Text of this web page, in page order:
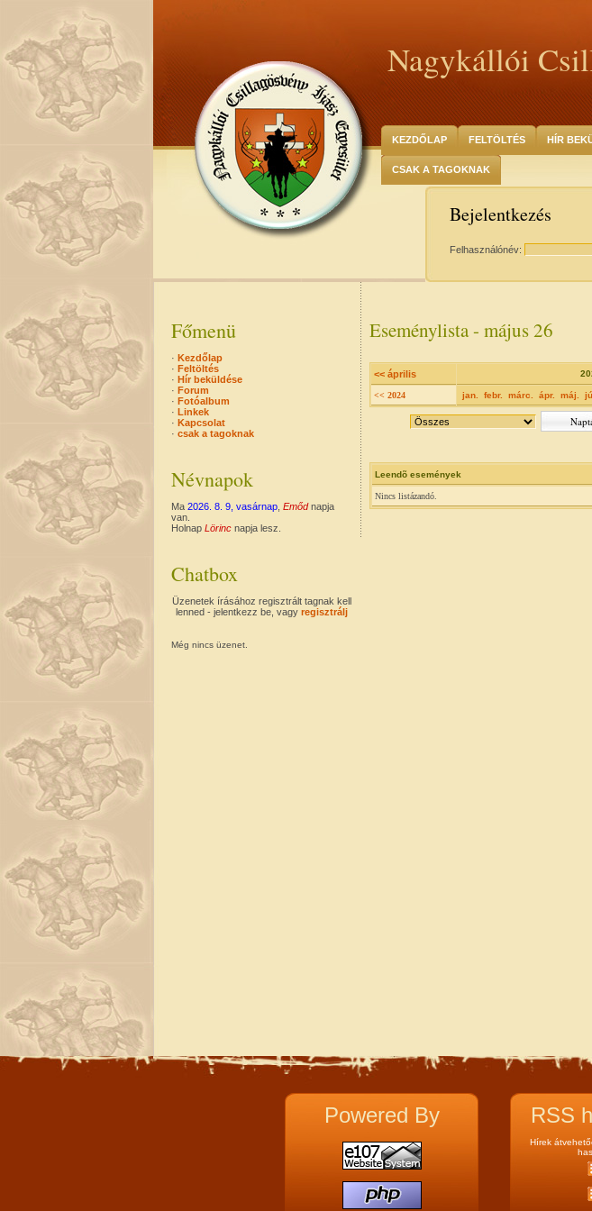
Nagykállói
KEZDŐLAP FELTÖLTÉS HÍR
CSAK A TAGOKNAK
Bejelentkezés
Felhasználónév:
Főmenü
· Kezdőlap
· Feltöltés
· Hír beküldése
· Forum
· Fotóalbum
· Linkek
· Kapcsolat
· csak a tagoknak
Névnapok
Ma 2026. 8. 9, vasárnap Emődnapja
van.
Holnap Lörinc napja lesz.
Chatbox
Üzenetek írásához regisztrált tagnak kell
lenned - jelentkezz be, vagy regisztrálj
Még nincs üzenet.
Eseménylista - május 26
<< április
<< 2024 jan. febr. márc. ápr. máj.
Leendõ események
Nincs listázandó.
Powered By RSS
Hírek